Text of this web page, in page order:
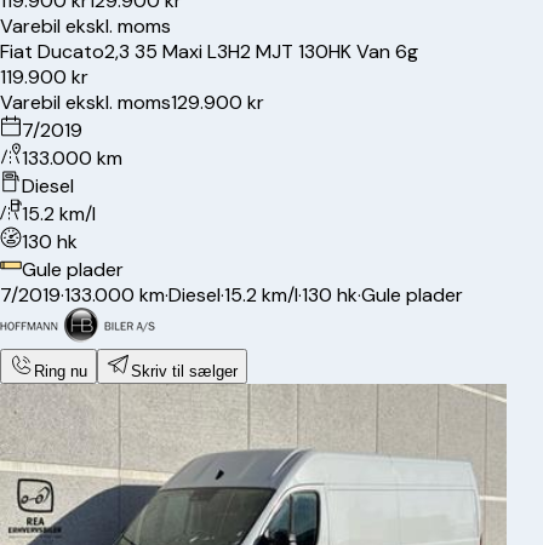
Varebil ekskl. moms
Fiat Ducato2,3 35 Maxi L3H2 MJT 130HK Van 6g
119.900 kr
Varebil ekskl. moms129.900 kr
7/2019
133.000 km
Diesel
15.2 km/l
130 hk
Gule plader
7/2019·133.000 km·Diesel·15.2 km/l·130 hk·Gule plader
Ring nu Skriv til sælger